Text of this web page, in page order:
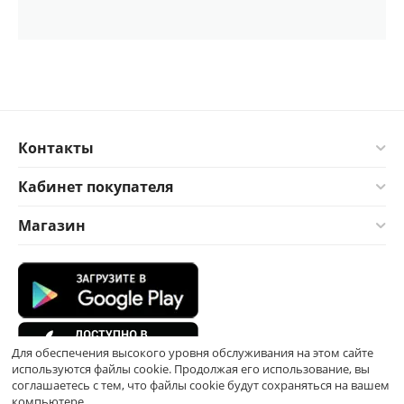
Контакты
Кабинет покупателя
Магазин
Для обеспечения высокого уровня обслуживания на этом сайте
используются файлы cookie. Продолжая его использование, вы
соглашаетесь с тем, что файлы cookie будут сохраняться на вашем